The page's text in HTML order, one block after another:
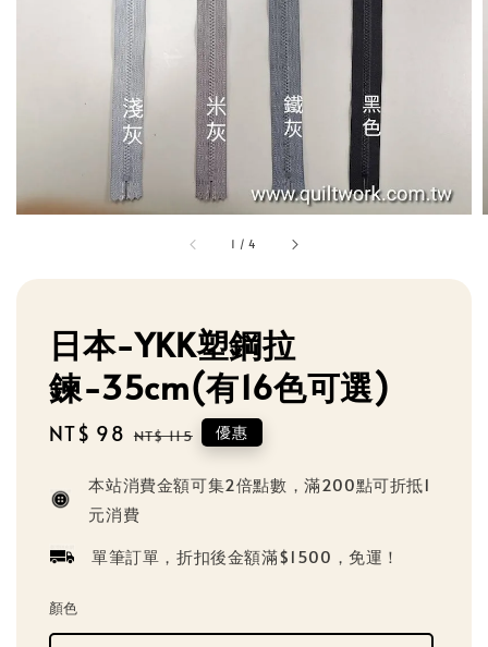
1 /4
日本-YKK塑鋼拉
鍊-35cm(有16色可選)
Sale
NT$ 98 Regular
NT$ 115 優惠
本站消費金額可集2倍點數，滿200點可折抵1
元消費
單筆訂單，折扣後金額滿$1500，免運！
顏色